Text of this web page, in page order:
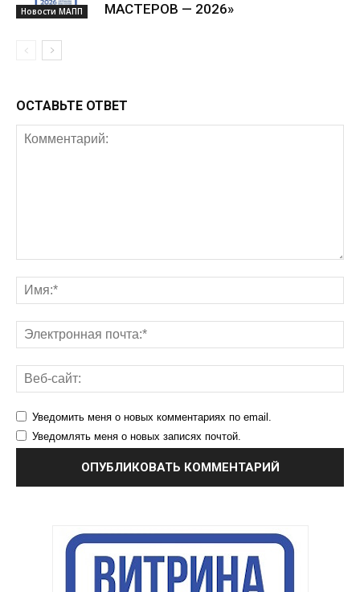
Новости МАПП
МАСТЕРОВ — 2026»
ОСТАВЬТЕ ОТВЕТ
Уведомить меня о новых комментариях по email.
Уведомлять меня о новых записях почтой.